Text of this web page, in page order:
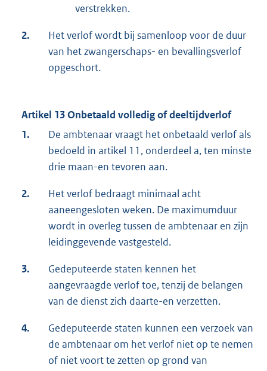
verstrekken.
2.
Het verlof wordt bij samenloop voor de duur
van het zwangerschaps- en bevallingsverlof
opgeschort.
Artikel 13 Onbetaald volledig of deeltijdverlof
1.
De ambtenaar vraagt het onbetaald verlof als
bedoeld in artikel 11, onderdeel a, ten minste
drie maan-en tevoren aan.
2.
Het verlof bedraagt minimaal acht
aaneengesloten weken. De maximumduur
wordt in overleg tussen de ambtenaar en zijn
leidinggevende vastgesteld.
3.
Gedeputeerde staten kennen het
aangevraagde verlof toe, tenzij de belangen
van de dienst zich daarte-en verzetten.
4.
Gedeputeerde staten kunnen een verzoek van
de ambtenaar om het verlof niet op te nemen
of niet voort te zetten op grond van